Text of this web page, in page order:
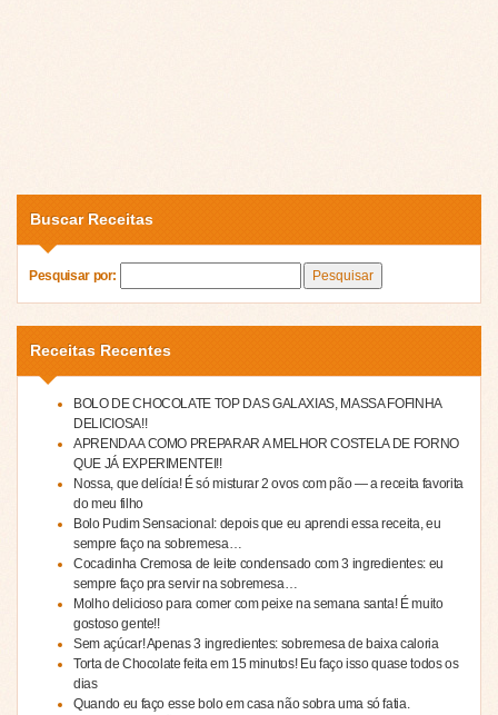
Buscar Receitas
Pesquisar por:
Receitas Recentes
BOLO DE CHOCOLATE TOP DAS GALAXIAS, MASSA FOFINHA
DELICIOSA!!
APRENDA A COMO PREPARAR A MELHOR COSTELA DE FORNO
QUE JÁ EXPERIMENTEI!!
Nossa, que delícia! É só misturar 2 ovos com pão — a receita favorita
do meu filho
Bolo Pudim Sensacional: depois que eu aprendi essa receita, eu
sempre faço na sobremesa…
Cocadinha Cremosa de leite condensado com 3 ingredientes: eu
sempre faço pra servir na sobremesa…
Molho delicioso para comer com peixe na semana santa! É muito
gostoso gente!!
Sem açúcar! Apenas 3 ingredientes: sobremesa de baixa caloria
Torta de Chocolate feita em 15 minutos! Eu faço isso quase todos os
dias
Quando eu faço esse bolo em casa não sobra uma só fatia.